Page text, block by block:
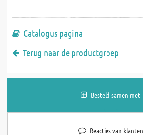
Catalogus pagina
Terug naar de productgroep
Besteld samen met
Reacties van klanten